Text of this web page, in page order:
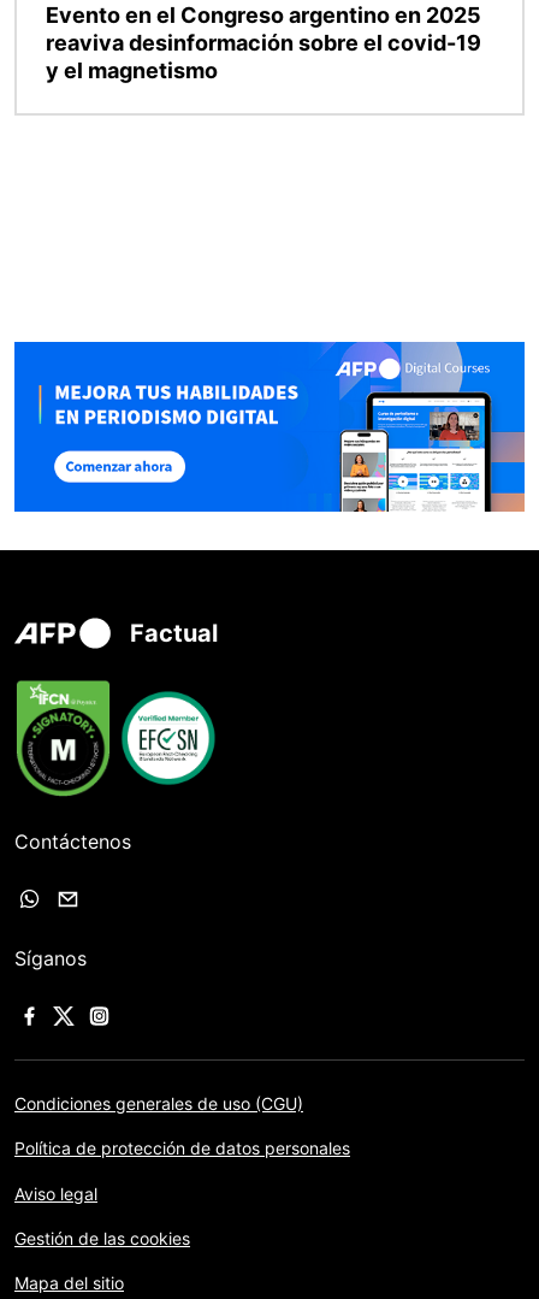
Evento en el Congreso argentino en 2025
reaviva desinformación sobre el covid-19
y el magnetismo
Factual
Contáctenos
Síganos
Condiciones generales de uso (CGU)
Política de protección de datos personales
Aviso legal
Gestión de las cookies
Mapa del sitio